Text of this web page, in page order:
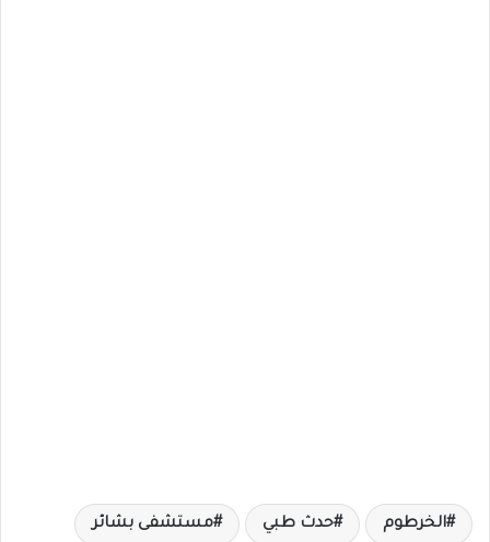
الخرطوم حدث طبي مستشفى بشائر